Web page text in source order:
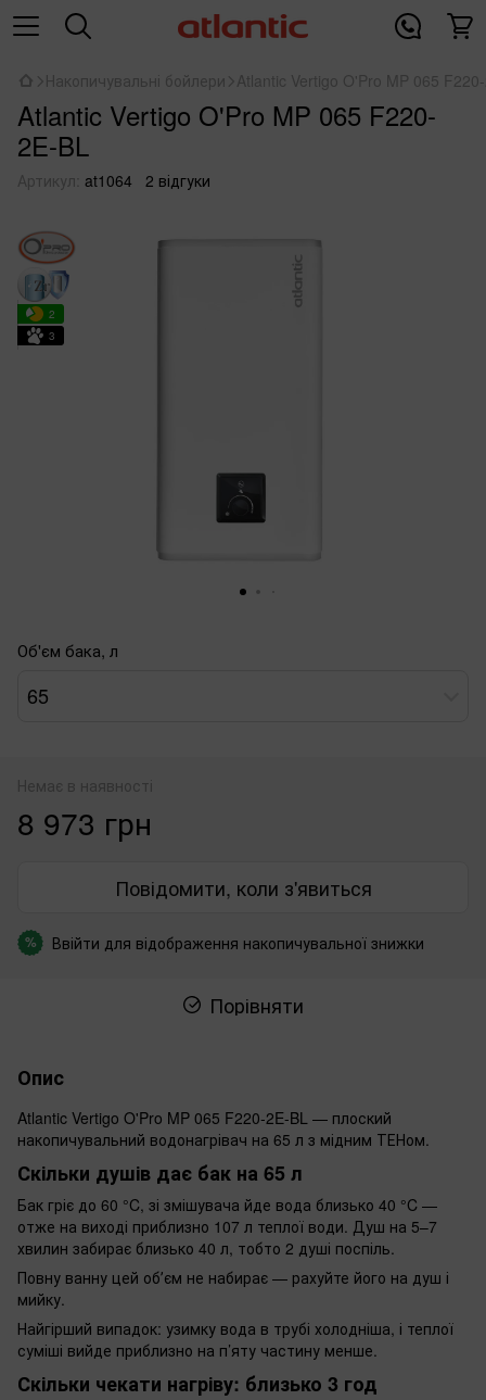
Накопичувальні бойлери Atlantic Vertigo O'Pro MP 065
Atlantic Vertigo O'Pro MP 065 F220-
2E-BL
Артикул: at1064 2 відгуки
2
3
Об'єм бака, л
65
Немає в наявності
8 973 грн
Повідомити, коли з'явиться
% Ввійти для відображення накопичувальної знижки
Порівняти
Опис
Atlantic Vertigo O'Pro MP 065 F220-2E-BL — плоский
накопичувальний водонагрівач на 65 л з мідним ТЕНом.
Скільки душів дає бак на 65 л
Бак гріє до 60 °C, зі змішувача йде вода близько 40 °C —
отже на виході приблизно 107 л теплої води. Душ на 5–7
хвилин забирає близько 40 л, тобто 2 душі поспіль.
Повну ванну цей обʼєм не набирає — рахуйте його на душ і
мийку.
Найгірший випадок: узимку вода в трубі холодніша, і теплої
суміші вийде приблизно на п’яту частину менше.
Скільки чекати нагріву: близько 3 год